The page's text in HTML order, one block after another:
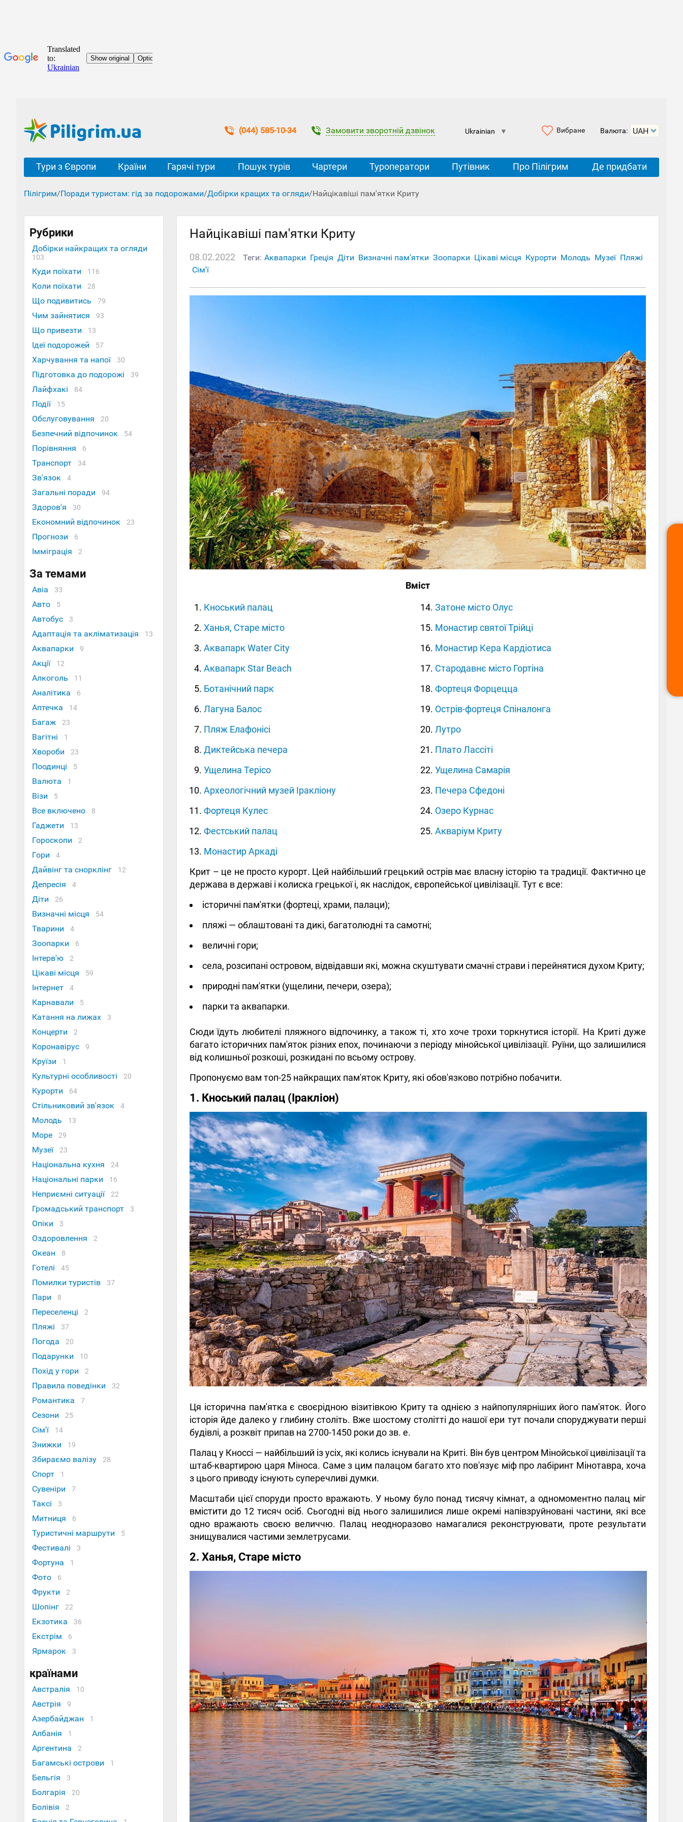
(044) 585-10-34 Замовити зворотній дзвінок Ukrainian ▼ Вибране Валюта:
Тури з Європи Країни Гарячі тури Пошук турів Чартери Туроператори Путівник Про Пілігрим Де придбати
Пілігрим/Поради туристам: гід за подорожами/Добірки кращих та огляди/Найцікавіші пам'ятки Криту
Рубрики
Добірки найкращих та огляди
103
Куди поїхати 116
Коли поїхати 28
Що подивитись 79
Чим зайнятися 93
Що привезти 13
Ідеї ​​подорожей 57
Харчування та напої 30
Підготовка до подорожі 39
Лайфхакі 84
Події 15
Обслуговування 20
Безпечний відпочинок 54
Порівняння 6
Транспорт 34
Зв'язок 4
Загальні поради 94
Здоров'я 30
Економний відпочинок 23
Прогнози 6
Імміграція 2
За темами
Авіа 33
Авто 5
Автобус 3
Адаптація та акліматизація 13
Аквапарки 9
Акції 12
Алкоголь 11
Аналітика 6
Аптечка 14
Багаж 23
Вагітні 1
Хвороби 23
Поодинці 5
Валюта 1
Візи 5
Все включено 8
Гаджети 13
Гороскопи 2
Гори 4
Дайвінг та снорклінг 12
Депресія 4
Діти 26
Визначні місця 54
Тварини 4
Зоопарки 6
Інтерв'ю 2
Цікаві місця 59
Інтернет 4
Карнавали 5
Катання на лижах 3
Концерти 2
Коронавірус 9
Круїзи 1
Культурні особливості 20
Курорти 64
Стільниковий зв'язок 4
Молодь 13
Море 29
Музеї 23
Національна кухня 24
Національні парки 16
Неприємні ситуації 22
Громадський транспорт 3
Опіки 3
Оздоровлення 2
Океан 8
Готелі 45
Помилки туристів 37
Пари 8
Переселенці 2
Пляжі 37
Погода 20
Подарунки 10
Похід у гори 2
Правила поведінки 32
Романтика 7
Сезони 25
Сім'ї 14
Знижки 19
Збираємо валізу 28
Спорт 1
Сувеніри 7
Таксі 3
Митниця 6
Туристичні маршрути 5
Фестивалі 3
Фортуна 1
Фото 6
Фрукти 2
Шопінг 22
Екзотика 36
Екстрім 6
Ярмарок 3
країнами
Австралія 10
Австрія 9
Азербайджан 1
Албанія 1
Аргентина 2
Багамські острови 1
Бельгія 3
Болгарія 20
Болівія 2
Найцікавіші пам'ятки Криту
08.02.2022 Теги: Аквапарки Греція Діти Визначні пам'ятки Зоопарки Цікаві місця Курорти Молодь Музеї Пляжі
Сім'ї
Вміст
Кноський палац
Ханья, Старе місто
Аквапарк Water City
Аквапарк Star Beach
Ботанічний парк
Лагуна Балос
Пляж Елафонісі
Диктейська печера
Ущелина Терісо
Археологічний музей Іракліону
Фортеця Кулес
Фестський палац
Монастир Аркаді
14. Затоне місто Олус
15. Монастир святої Трійці
16. Монастир Кера Кардіотиса
17. Стародавнє місто Гортіна
18. Фортеця Форцецца
19. Острів-фортеця Спіналонга
20. Лутро
21. Плато Лассіті
22. Ущелина Самарія
23. Печера Сфедоні
24. Озеро Курнас
25. Акваріум Криту
Крит – це не просто курорт. Цей найбільший грецький острів має власну історію та традиції. Фактично це
держава в державі і колиска грецької і, як наслідок, європейської цивілізації. Тут є все:
історичні пам'ятки (фортеці, храми, палаци);
пляжі — облаштовані та дикі, багатолюдні та самотні;
величні гори;
села, розсипані островом, відвідавши які, можна скуштувати смачні страви і перейнятися духом Криту;
природні пам'ятки (ущелини, печери, озера);
парки та аквапарки.
Сюди їдуть любителі пляжного відпочинку, а також ті, хто хоче трохи торкнутися історії. На Криті дуже
багато історичних пам'яток різних епох, починаючи з періоду мінойської цивілізації. Руїни, що залишилися
від колишньої розкоші, розкидані по всьому острову.
Пропонуємо вам топ-25 найкращих пам'яток Криту, які обов'язково потрібно побачити.
1. Кноський палац (Іракліон)
Ця історична пам'ятка є своєрідною візитівкою Криту та однією з найпопулярніших його пам'яток. Його
історія йде далеко у глибину століть. Вже шостому столітті до нашої ери тут почали споруджувати перші
будівлі, а розквіт припав на 2700-1450 роки до зв. е.
Палац у Кноссі — найбільший із усіх, які колись існували на Криті. Він був центром Мінойської цивілізації та
штаб-квартирою царя Міноса. Саме з цим палацом багато хто пов'язує міф про лабіринт Мінотавра, хоча
з цього приводу існують суперечливі думки.
Масштаби цієї споруди просто вражають. У ньому було понад тисячу кімнат, а одномоментно палац міг
вмістити до 12 тисяч осіб. Сьогодні від нього залишилися лише окремі напівзруйновані частини, які все
одно вражають своєю величчю. Палац неодноразово намагалися реконструювати, проте результати
знищувалися частими землетрусами.
2. Ханья, Старе місто